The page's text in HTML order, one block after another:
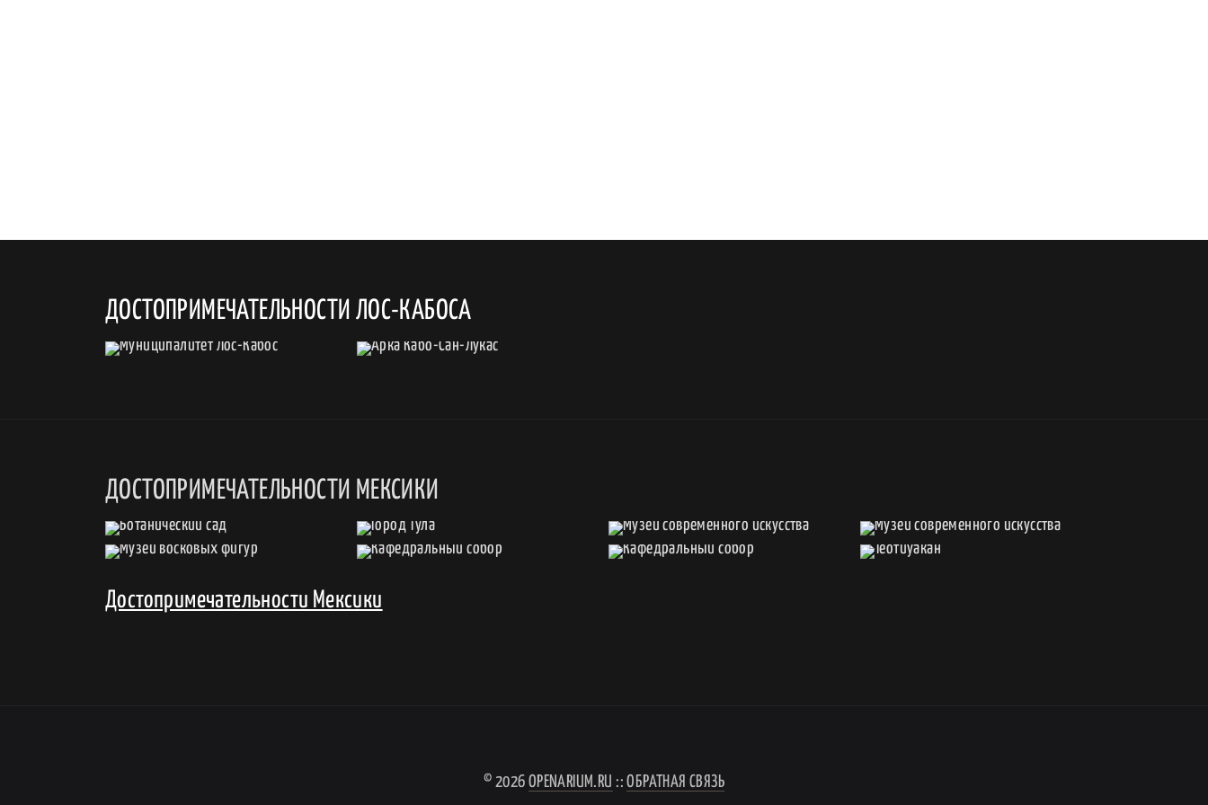
ДОСТОПРИМЕЧАТЕЛЬНОСТИ ЛОС-КАБОСА
ДОСТОПРИМЕЧАТЕЛЬНОСТИ МЕКСИКИ
Достопримечательности Мексики
© 2026 OPENARIUM.RU ::ОБРАТНАЯ СВЯЗЬ